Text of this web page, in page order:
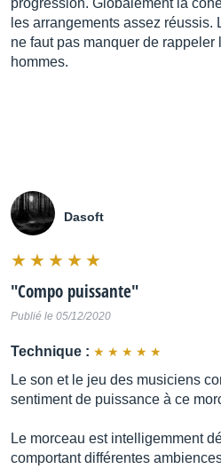
progression. Globalement la
les arrangements assez réussis.
ne faut pas manquer de
hommes.
Dasoft
"Compo puissante"
Publié le 05/12/2020
Technique :
Le son et le jeu des musiciens
sentiment de puissance à ce
Le morceau est intelligemment
comportant différentes